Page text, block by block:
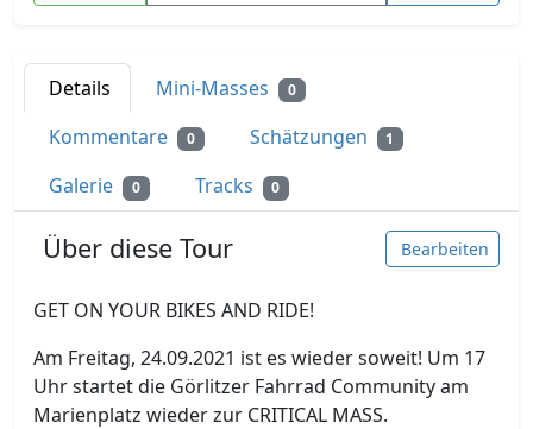
Details Mini-Masses 0
Kommentare 0 Schätzungen 1
Galerie 0 Tracks 0
Über diese Tour Bearbeiten
GET ON YOUR BIKES AND RIDE!
Am Freitag, 24.09.2021 ist es wieder soweit! Um 17
Uhr startet die Görlitzer Fahrrad Community am
Marienplatz wieder zur CRITICAL MASS.